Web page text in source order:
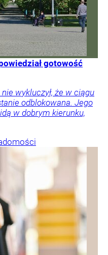
gotowość
wykluczył, że w ciągu
odblokowana. Jego
w dobrym kierunku,